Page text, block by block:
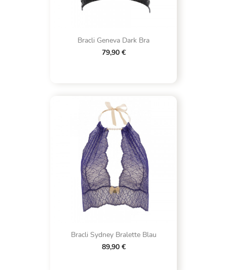
Bracli Geneva Dark Bra
79,90 €
Bracli Sydney Bralette Blau
89,90 €